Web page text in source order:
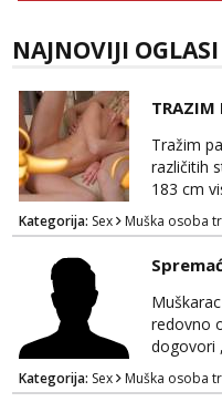
NAJNOVIJI OGLASI
TRAZIM
Tražim
različitih
183 cm
parovi
trebaju
nisu
Kategorija: Sex Muška osoba
redovno
dogovori
dio
Kategorija: Sex Muška osoba